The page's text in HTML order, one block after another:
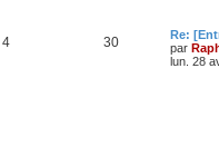
4 30
Re:
par
lun. 28